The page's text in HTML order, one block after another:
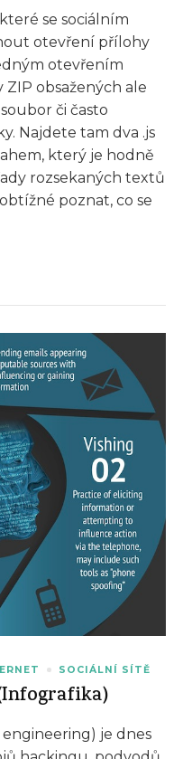
se sociálním
otevření přílohy
otevřením
ZIP obsažených ale
či často
Najdete tam dva .js
který je hodně
rozsekaných textů
poznat, co se
SOCIÁLNÍ SÍTĚ
je dnes